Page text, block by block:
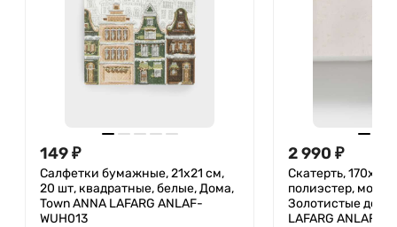
149₽
Салфетки бумажные, 21х21 см,
20 шт, квадратные, белые, Дома,
Town ANNA LAFARG ANLAF-
WUH013
2 990 ₽
Скатерть,
полиэстер,
Золотистые
LAFARG ANLAF-